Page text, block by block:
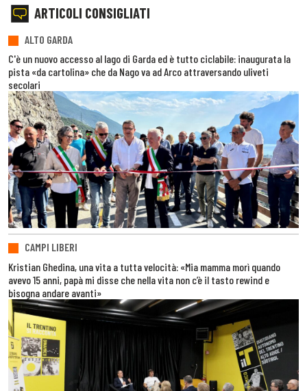
ARTICOLI CONSIGLIATI
ALTO GARDA
C'è un nuovo accesso al lago di Garda ed è tutto ciclabile: inaugurata la
pista «da cartolina» che da Nago va ad Arco attraversando uliveti
secolari
CAMPI LIBERI
Kristian Ghedina, una vita a tutta velocità: «Mia mamma morì quando
avevo 15 anni, papà mi disse che nella vita non c’è il tasto rewind e
bisogna andare avanti»